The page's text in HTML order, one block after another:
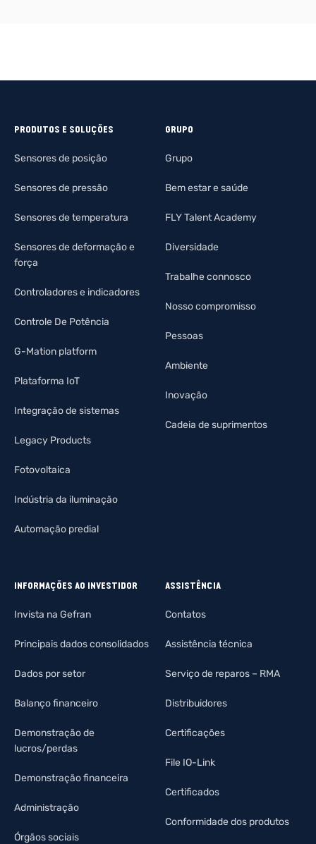
PRODUTOS E SOLUÇÕES
Sensores de posição
Sensores de pressão
Sensores de temperatura
Sensores de deformação e
força
Controladores e indicadores
Controle De Potência
G-Mation platform
Plataforma IoT
Integração de sistemas
Legacy Products
Fotovoltaica
Indústria da iluminação
Automação predial
GRUPO
Grupo
Bem estar e saúde
FLY Talent Academy
Diversidade
Trabalhe connosco
Nosso compromisso
Pessoas
Ambiente
Inovação
Cadeia de suprimentos
INFORMAÇÕES AO INVESTIDOR
Invista na Gefran
Principais dados consolidados
Dados por setor
Balanço financeiro
Demonstração de
lucros/perdas
Demonstração financeira
Administração
Órgãos sociais
ASSISTÊNCIA
Contatos
Assistência técnica
Serviço de reparos – RMA
Distribuidores
Certificações
File IO-Link
Certificados
Conformidade dos produtos